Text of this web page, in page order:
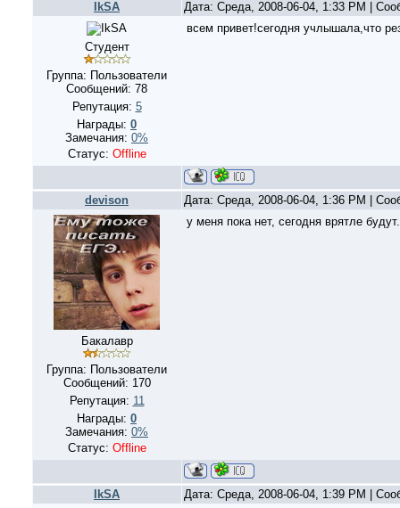
IkSA Дата: Среда, 2008-06-04, 1:33 PM |
Студент
Группа: Пользователи
Сообщений: 78
Репутация: 5
Награды: 0
Замечания: 0%
Статус: Offline
всем привет!сегодня учлышала,что
devison Дата: Среда, 2008-06-04, 1:36 PM |
Бакалавр
Группа: Пользователи
Сообщений: 170
Репутация: 11
Награды: 0
Замечания: 0%
Статус: Offline
у меня пока нет, сегодня врятле
IkSA Дата: Среда, 2008-06-04, 1:39 PM |